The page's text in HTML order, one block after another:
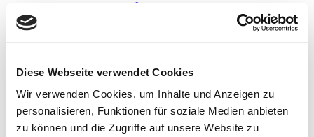
Diese Webseite verwendet Cookies
Wir verwenden Cookies, um Inhalte und Anzeigen zu
personalisieren, Funktionen für soziale Medien anbieten
zu können und die Zugriffe auf unsere Website zu
Impressum